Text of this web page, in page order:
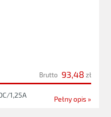
zł
93,48
Brutto
1,25A Pełny opis »